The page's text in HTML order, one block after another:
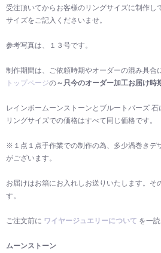
受注頂いてからお客様のリングサイズに制作し
サイズをご記入くださいませ。
参考写真は、１３号です。
制作期間は、ご依頼時期やオーダーの混み具合
トップページの～只今のオーダー加工お届け時
レインボームーンストーンとブルートパーズ 石
リングサイズでの価格はすべて同じ価格です。
※１点１点手作業での制作の為、多少渦巻きデ
がございます。
お届けはお箱にお入れしお送りいたします。そ
す。
ご注文前に ワイヤージュエリーについて を一
ムーンストーン